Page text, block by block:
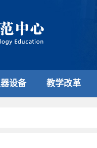
设备 教学改革